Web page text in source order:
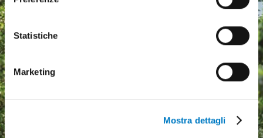
Statistiche
Marketing
Mostra dettagli